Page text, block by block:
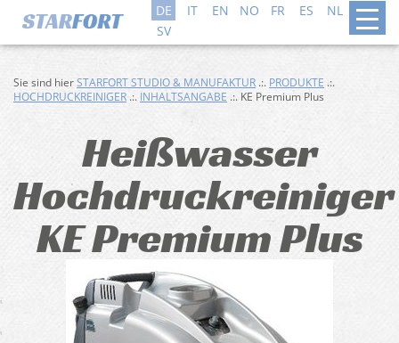
DE IT EN NO FR ES NL
DA
SV
Sie sind hierSTARFORT STUDIO & MANUFAKTUR .:. PRODUKTE .:.
HOCHDRUCKREINIGER .:. INHALTSANGABE .:. KE Premium Plus
Heißwasser
Hochdruckreiniger
KE Premium Plus